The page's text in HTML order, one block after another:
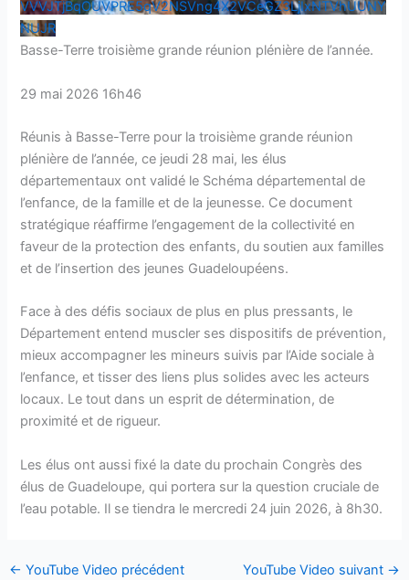
VVVJTjBqOUVPRE5qV2NSVng4X2VCeGZ3LjIxNTVhUUNY
NUJR
Basse-Terre troisième grande réunion plénière de l’année.
29 mai 2026 16h46
Réunis à Basse-Terre pour la troisième grande réunion
plénière de l’année, ce jeudi 28 mai, les élus
départementaux ont validé le Schéma départemental de
l’enfance, de la famille et de la jeunesse. Ce document
stratégique réaffirme l’engagement de la collectivité en
faveur de la protection des enfants, du soutien aux familles
et de l’insertion des jeunes Guadeloupéens.
Face à des défis sociaux de plus en plus pressants, le
Département entend muscler ses dispositifs de prévention,
mieux accompagner les mineurs suivis par l’Aide sociale à
l’enfance, et tisser des liens plus solides avec les acteurs
locaux. Le tout dans un esprit de détermination, de
proximité et de rigueur.
Les élus ont aussi fixé la date du prochain Congrès des
élus de Guadeloupe, qui portera sur la question cruciale de
l’eau potable. Il se tiendra le mercredi 24 juin 2026, à 8h30.
← YouTube Video précédent YouTube Video suivant →